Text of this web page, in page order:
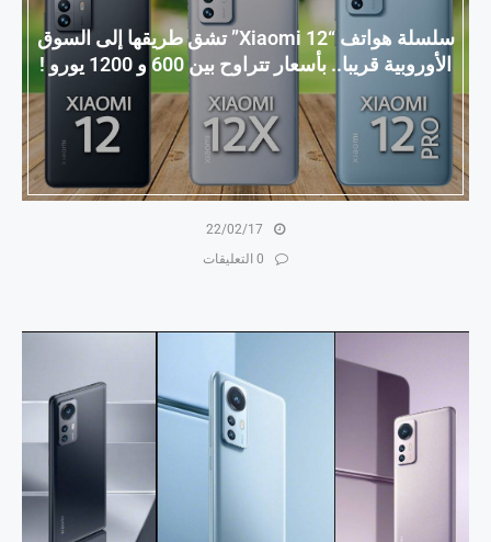
سلسلة هواتف “Xiaomi 12” تشق طريقها إلى السوق
الأوروبية قريبا.. بأسعار تتراوح بين 600 و 1200 يورو !
22/02/17
0 التعليقات